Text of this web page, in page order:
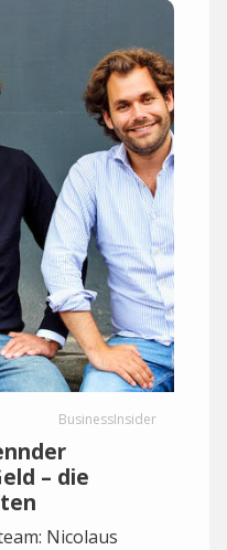
BusinessInsider
– die
Nicolaus